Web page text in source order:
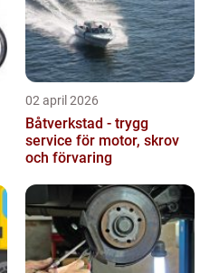
02 april 2026
Båtverkstad - trygg
service för motor, skrov
och förvaring